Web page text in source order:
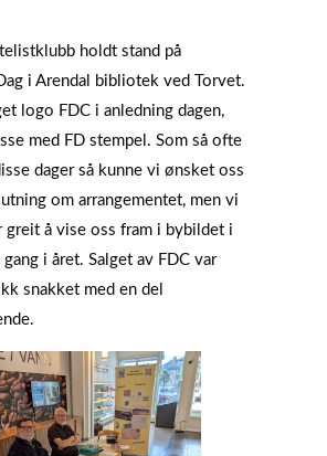
holdt stand på
i Arendal bibliotek ved Torvet.
logo FDC i anledning dagen,
med FD stempel. Som så ofte
dager så kunne vi ønsket oss
om arrangementet, men vi
greit å vise oss fram i bybildet i
i året. Salget av FDC var
snakket med en del